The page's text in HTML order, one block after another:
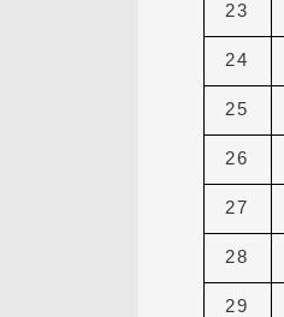
23
24
25
26
27
28
29